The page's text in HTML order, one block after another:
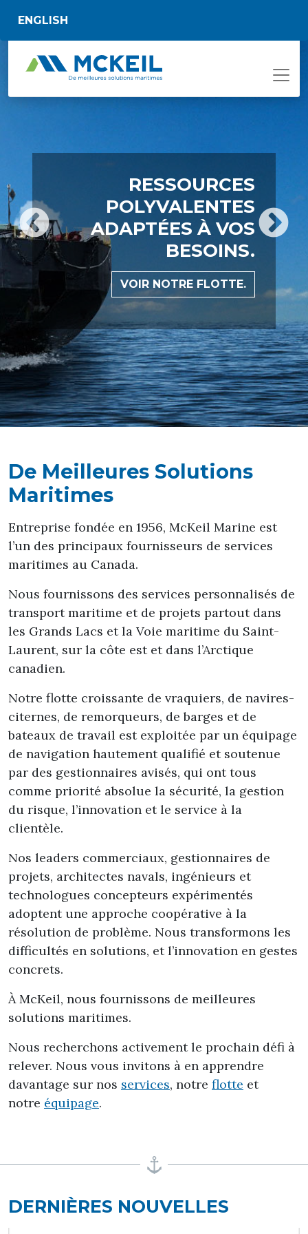
ENGLISH
RESSOURCES
POLYVALENTES
ADAPTÉES À VOS
BESOINS.
VOIR NOTRE FLOTTE.
VOIR LES POSTES À POURVOIR.
EXPLORER NOS SERVICES.
EN SAVOIR PLUS SUR NOS
NORMES.
VOIR NOS ÉTUDES DE CAS.
De Meilleures Solutions
Maritimes
Entreprise fondée en 1956, McKeil Marine est
l’un des principaux fournisseurs de services
maritimes au Canada.
Nous fournissons des services personnalisés de
transport maritime et de projets partout dans
les Grands Lacs et la Voie maritime du Saint-
Laurent, sur la côte est et dans l’Arctique
canadien.
Notre flotte croissante de vraquiers, de navires-
citernes, de remorqueurs, de barges et de
bateaux de travail est exploitée par un équipage
de navigation hautement qualifié et soutenue
par des gestionnaires avisés, qui ont tous
comme priorité absolue la sécurité, la gestion
du risque, l’innovation et le service à la
clientèle.
Nos leaders commerciaux, gestionnaires de
projets, architectes navals, ingénieurs et
technologues concepteurs expérimentés
adoptent une approche coopérative à la
résolution de problème. Nous transformons les
difficultés en solutions, et l’innovation en gestes
concrets.
À McKeil, nous fournissons de meilleures
solutions maritimes.
Nous recherchons activement le prochain défi à
relever. Nous vous invitons à en apprendre
davantage sur nos services, notre flotte et
notre équipage.
DERNIÈRES NOUVELLES